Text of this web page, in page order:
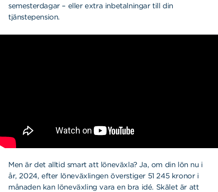
semesterdagar – eller extra inbetalningar till din
tjänstepension.
Men är det alltid smart att löneväxla? Ja, om din lön nu i
år, 2024, efter löneväxlingen överstiger 51 245 kronor i
månaden kan löneväxling vara en bra idé. Skälet är att